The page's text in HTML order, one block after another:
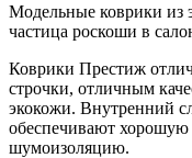
Модельные коврики из
частица роскоши в
Коврики Престиж
строчки, отличным
экокожи. Внутренний
обеспечивают
шумоизоляцию.